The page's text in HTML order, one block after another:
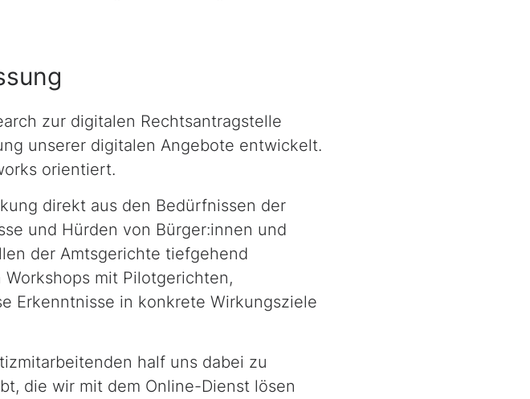
zur digitalen Rechtsantragstelle
unserer digitalen Angebote entwickelt.
orientiert.
direkt aus den Bedürfnissen der
und Hürden von Bürger:innen und
der Amtsgerichte tiefgehend
Workshops mit Pilotgerichten,
Erkenntnisse in konkrete Wirkungsziele
half uns dabei zu
die wir mit dem Online-Dienst lösen